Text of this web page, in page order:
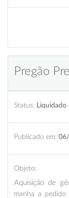
Pregão
Status: Liquidado
Publicado em:
Objeto:
Aquisição de
manha a pedido